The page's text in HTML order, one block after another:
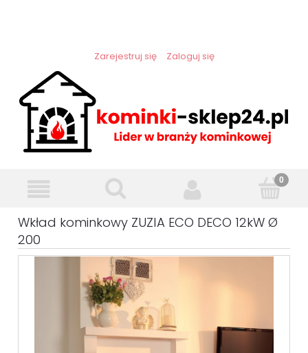
Zarejestruj się Zaloguj się
Wkład kominkowy ZUZIA ECO DECO 12kW Ø
200